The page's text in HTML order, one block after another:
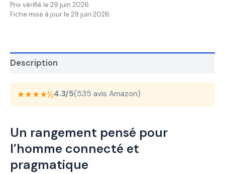
Prix vérifié le 29 juin 2026
Fiche mise à jour le 29 juin 2026
Description
★★★★½4.3/5(535 avis Amazon)
Un rangement pensé pour
l’homme connecté et
pragmatique